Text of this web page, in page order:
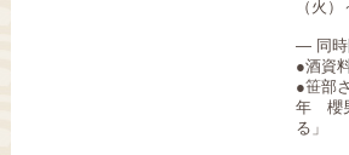
（火
― 同
●酒資
●笹部
年 櫻
る」